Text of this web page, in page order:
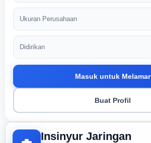
Insinyur Jaringan
Ukuran Perusahaan
Didirikan
Masuk untuk Melamar
Buat Profil